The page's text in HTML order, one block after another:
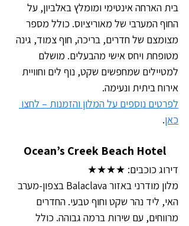
בית הארחה אינטימי ומומלץ באלביון, על
החוף המערבי של מאוריציוס. כולל מספר
מצומצם של חדרים, בריכה, חוף צמוד, גינה
מטופחת ויחס אישי מהבעלים. מושלם
למטיילים שמחפשים שקט, נוף לים וחוויית
אירוח ביתית ונעימה.
לפרטים נוספים על המלון והזמנות – לחצו
כאן.
Ocean’s Creek Beach Hotel
דירוג כוכבים: ★★★★
מלון מודרני באזור Balaclava בצפון-מערב
האי, ליד נהר שקט וחוף טבעי. החדרים
מרווחים, עם שירות ברמה גבוהה. כולל